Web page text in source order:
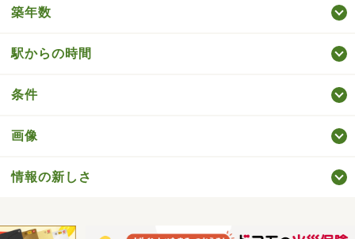
築年数
駅からの時間
条件
画像
情報の新しさ